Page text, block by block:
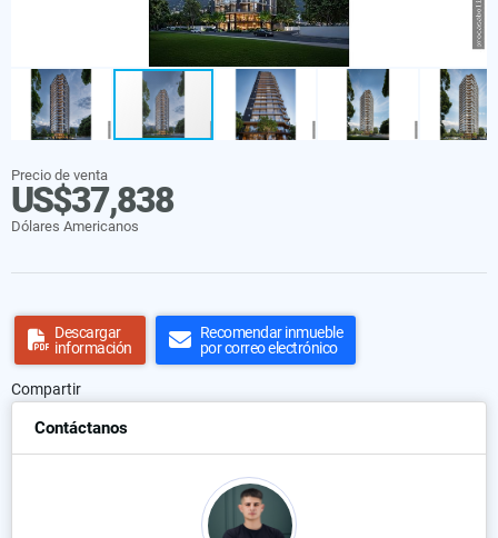
Precio de venta
US$37,838
Dólares Americanos
Descargar
información
Recomendar inmueble
por correo electrónico
Compartir
Contáctanos